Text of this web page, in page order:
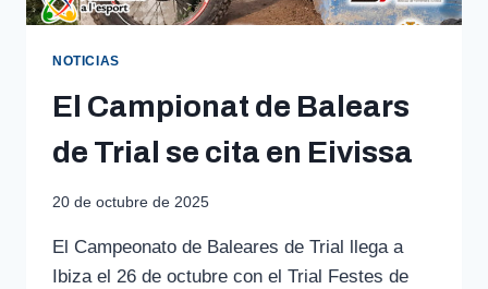
NOTICIAS
El Campionat de Balears
de Trial se cita en Eivissa
20 de octubre de 2025
El Campeonato de Baleares de Trial llega a
Ibiza el 26 de octubre con el Trial Festes de